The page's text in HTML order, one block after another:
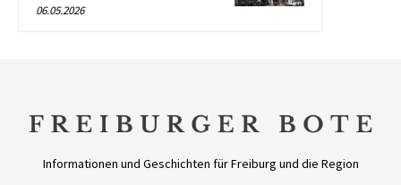
06.05.2026
Informationen und Geschichten für Freiburg und die Region